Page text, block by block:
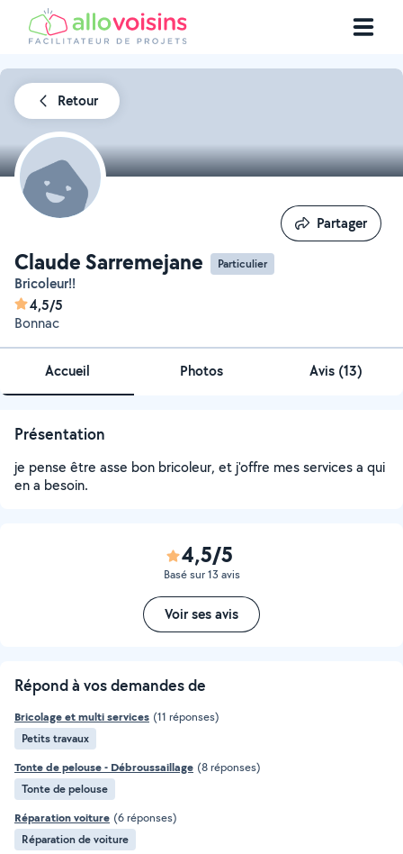
Retour
Claude Sarremejane Particulier
Bricoleur!!
4,5/5
Bonnac
Partager
Partager
Accueil Photos Avis (13)
Présentation
je pense être asse bon bricoleur, et j'offre mes services a qui
en a besoin.
4,5/5
Basé sur 13 avis
Voir ses avis
Répond à vos demandes de
Bricolage et multi services (11 réponses)
Petits travaux
Tonte de pelouse - Débroussaillage (8 réponses)
Tonte de pelouse
Réparation voiture (6 réponses)
Réparation de voiture